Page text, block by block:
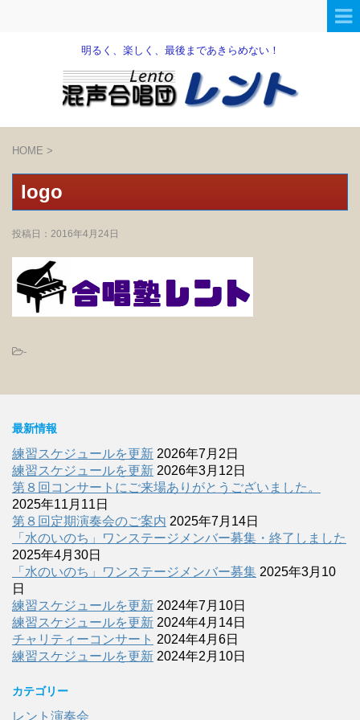
明るく、楽しく、最後まであきらめない！
HOME >
logo
投稿日： 2016年4月24日
-
最新情報
練習スケジュールを更新 2026年7月2日
練習スケジュールを更新 2026年3月12日
第８回コンサートにご来場ありがとうございました。
2025年11月11日
第８回定期演奏会のご案内 2025年7月14日
「水のいのち」ワンステージメンバー募集・終了しました
2025年4月30日
「水のいのち」ワンステージメンバー募集 2025年3月10
日
練習スケジュールを更新 2024年7月10日
練習スケジュールを更新 2024年4月14日
チャリティーコンサート 2024年4月6日
練習スケジュールを更新 2024年2月10日
カテゴリー
レント演奏会